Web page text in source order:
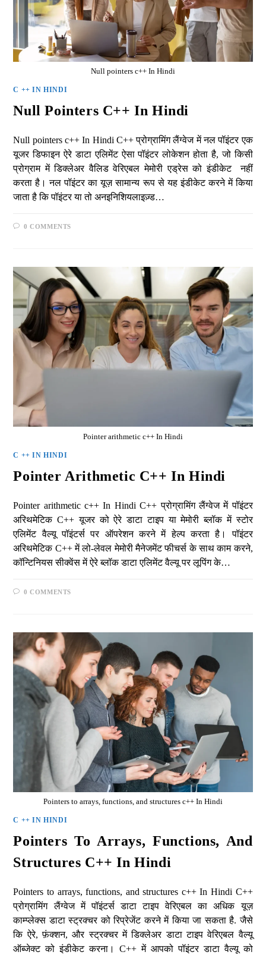
Null pointers c++ In Hindi
C ++ IN HINDI
Null Pointers C++ In Hindi
Null pointers c++ In Hindi C++ प्रोग्रामिंग लैंग्वेज में नल पॉइंटर एक
यूजर डिफाइन ऐरे डाटा एलिमेंट ऐसा पॉइंटर लोकेशन होता है, जो किसी
प्रोग्राम में डिक्लेअर वैलिड वेरिएबल मेमोरी एड्रेस को इंडीकेट नहीं
करता है। नल पॉइंटर का यूज़ सामान्य रूप से यह इंडीकेट करने में किया
जाता है कि पॉइंटर या तो अनइनिशियलाइज़्ड…
0 COMMENTS
Pointer arithmetic c++ In Hindi
C ++ IN HINDI
Pointer Arithmetic C++ In Hindi
Pointer arithmetic c++ In Hindi C++ प्रोग्रामिंग लैंग्वेज में पॉइंटर
अरिथमेटिक C++ यूजर को ऐरे डाटा टाइप या मेमोरी ब्लॉक में स्टोर
एलिमेंट वैल्यू पॉइंटर्स पर ऑपरेशन करने में हेल्प करता है। पॉइंटर
अरिथमेटिक C++ में लो-लेवल मेमोरी मैनेजमेंट फीचर्स के साथ काम करने,
कॉन्टिनियस सीक्वेंस में ऐरे ब्लॉक डाटा एलिमेंट वैल्यू पर लूपिंग के…
0 COMMENTS
Pointers to arrays, functions, and structures c++ In Hindi
C ++ IN HINDI
Pointers To Arrays, Functions, And
Structures C++ In Hindi
Pointers to arrays, functions, and structures c++ In Hindi C++
प्रोग्रामिंग लैंग्वेज में पॉइंटर्स डाटा टाइप वेरिएबल का अधिक यूज़
काम्प्लेक्स डाटा स्ट्रक्चर को रिप्रेजेंट करने में किया जा सकता है. जैसे
कि ऐरे, फ़ंक्शन, और स्ट्रक्चर में डिक्लेअर डाटा टाइप वेरिएबल वैल्यू
ऑब्जेक्ट को इंडीकेट करना। C++ में आपको पॉइंटर डाटा वैल्यू को